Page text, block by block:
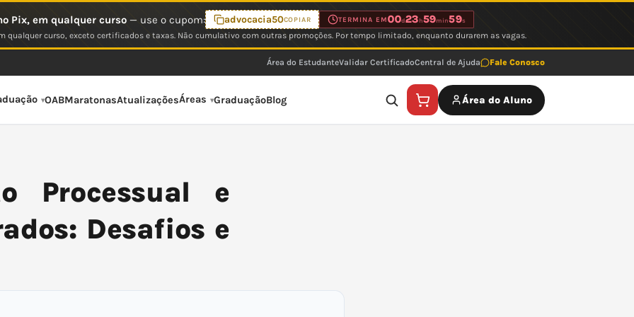
Pix, em qualquer curso— use o cupom: advocacia50COPIAR TERMINA EM00d23 h59min59s
qualquer curso, exceto certificados e taxas. Não cumulativo com outras promoções. Por tempo limitado, enquanto durarem as vagas.
Área do EstudanteValidar CertificadoCentral de Ajuda Fale Conosco
OABMaratonasAtualizaçõesÁreas GraduaçãoBlog Área do Aluno
Processual e
Desafios e